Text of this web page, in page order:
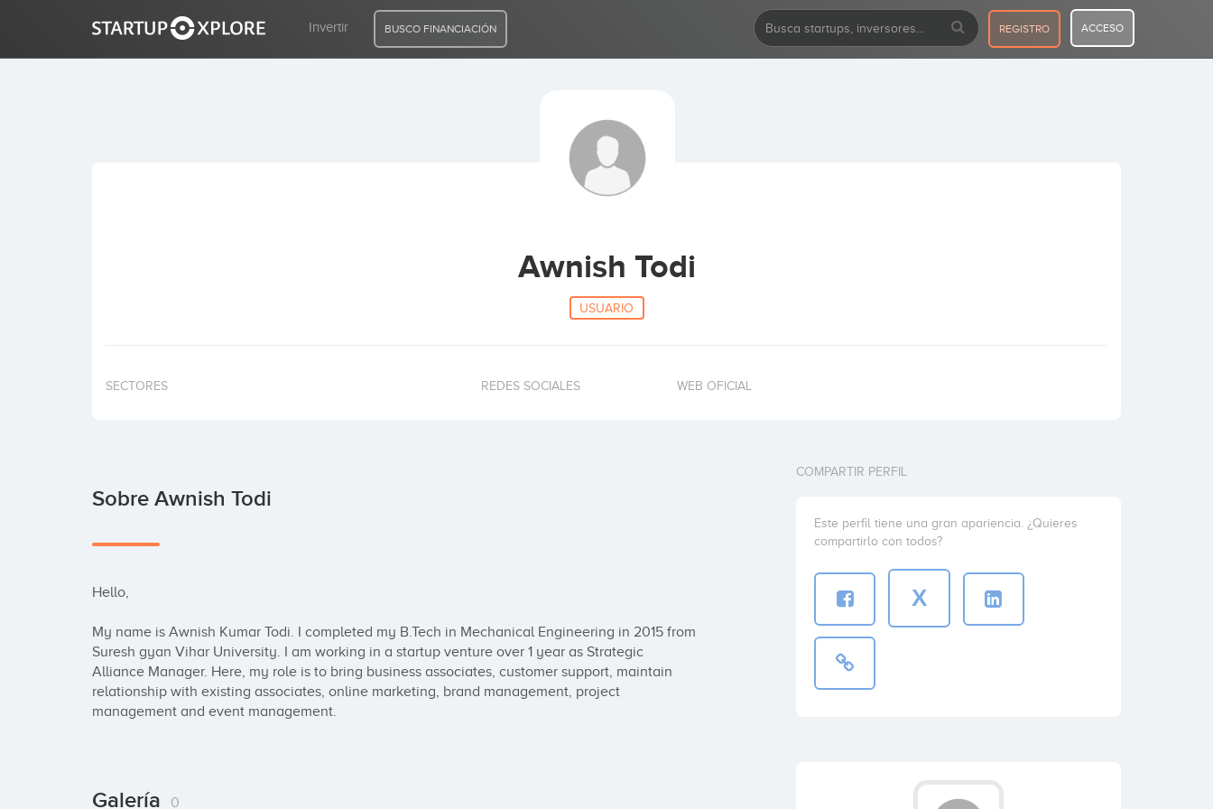
Invertir BUSCO FINANCIACIÓN REGISTRO ACCESO
Awnish Todi
USUARIO
SECTORES REDES SOCIALES WEB OFICIAL
Sobre Awnish Todi
Hello,
My name is Awnish Kumar Todi. I completed my B.Tech in Mechanical Engineering in 2015 from
Suresh gyan Vihar University. I am working in a startup venture over 1 year as Strategic
Alliance Manager. Here, my role is to bring business associates, customer support, maintain
relationship with existing associates, online marketing, brand management, project
management and event management.
Galería 0
COMPARTIR PERFIL
Este perfil tiene una gran apariencia. ¿Quieres
compartirlo con todos?
X